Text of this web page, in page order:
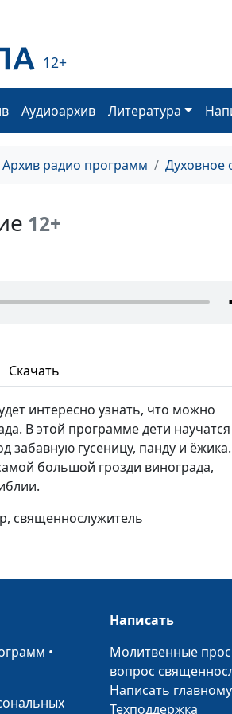
12+
Аудиоархив Литература
Архив радио программ Духовное
12+
Скачать
интересно узнать, что можно
В этой программе дети
забавную гусеницу, панду и
большой грозди винограда,
священнослужитель
•
Написать
Молитвенные
вопрос
Написать
Техподдержка